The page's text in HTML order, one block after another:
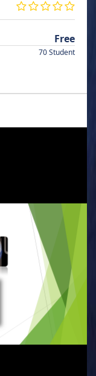
Free
70 Student